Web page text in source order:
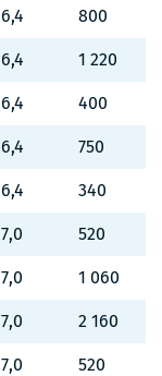
6,4 800
6,4 1 220
6,4 400
6,4 750
6,4 340
7,0 520
7,0 1 060
7,0 2 160
7,0 520